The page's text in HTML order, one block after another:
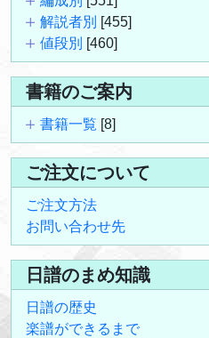
解説者別 [455]
値段別 [460]
書籍のご案内
書籍一覧 [8]
ご注文について
ご注文方法
お問い合わせ先
日譜のまめ知識
日譜の歴史
楽譜ができるまで